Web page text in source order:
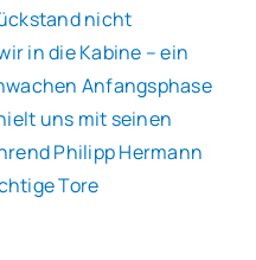
nicht
in die Kabine – ein
Anfangsphase
uns mit seinen
Philipp Hermann
Tore